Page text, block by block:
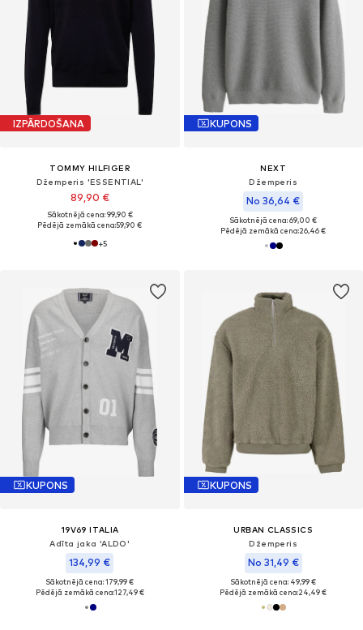
IZPĀRDOŠANA
TOMMY HILFIGER
Džemperis 'ESSENTIAL'
89,90 €
Sākotnējā cena: 99,90 €
Pēdējā zemākā cena:59,90 €
+5
KUPONS
NEXT
Džemperis
No 36,64 €
Sākotnējā cena: 69,00 €
Pēdējā zemākā cena:26,46 €
KUPONS
19V69 ITALIA
Adīta jaka 'ALDO'
134,99 €
Sākotnējā cena: 179,99 €
Pēdējā zemākā cena:127,49 €
KUPONS
URBAN CLASSICS
Džemperis
No 31,49 €
Sākotnējā cena: 49,99 €
Pēdējā zemākā cena:24,49 €